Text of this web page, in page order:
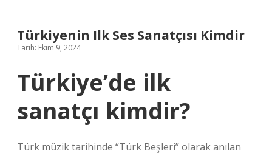
Türkiyenin Ilk Ses Sanatçısı Kimdir
Tarih: Ekim 9, 2024
Türkiye’de ilk
sanatçı kimdir?
Türk müzik tarihinde “Türk Beşleri” olarak anılan